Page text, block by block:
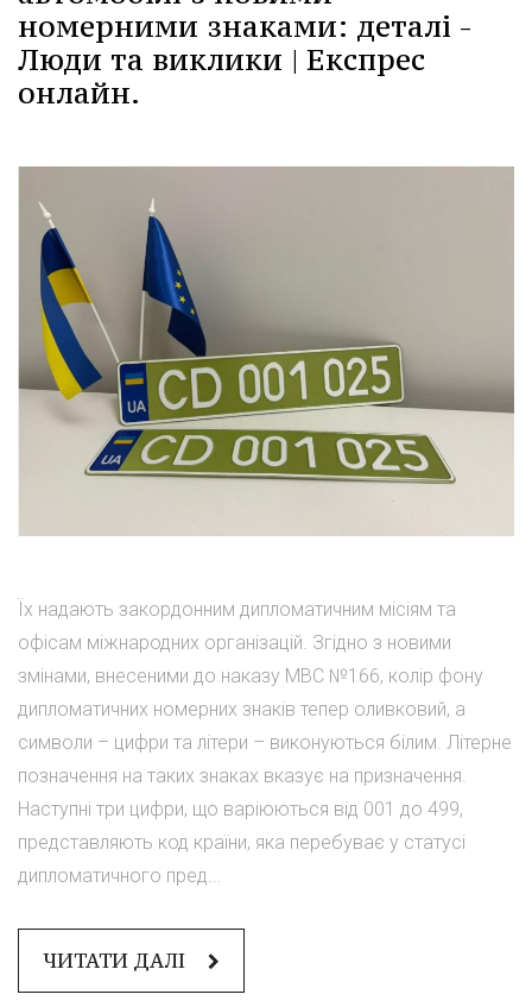
номерними знаками: деталі -
Люди та виклики | Експрес
онлайн.
Їх надають закордонним дипломатичним місіям та
офісам міжнародних організацій. Згідно з новими
змінами, внесеними до наказу МВС №166, колір фону
дипломатичних номерних знаків тепер оливковий, а
символи – цифри та літери – виконуються білим. Літерне
позначення на таких знаках вказує на призначення.
Наступні три цифри, що варіюються від 001 до 499,
представляють код країни, яка перебуває у статусі
дипломатичного пред...
ЧИТАТИ ДАЛІ